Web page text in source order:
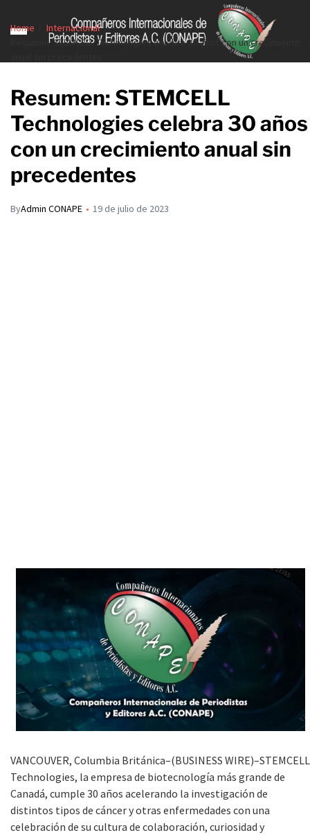
Home
Internacional
Resumen: STEMCELL Technologies celebra 30 años con un crecimiento
Resumen: STEMCELL
Technologies celebra 30 años
con un crecimiento anual sin
precedentes
ByAdmin CONAPE 19 de julio de 2023
VANCOUVER, Columbia Británica–(BUSINESS WIRE)–STEMCELL
Technologies, la empresa de biotecnología más grande de
Canadá, cumple 30 años acelerando la investigación de
distintos tipos de cáncer y otras enfermedades con una
celebración de su cultura de colaboración, curiosidad y